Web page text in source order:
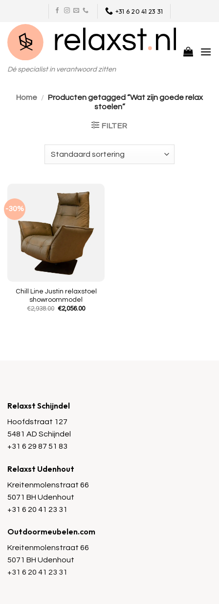
content
+31 6 20 41 23 31
Dé specialist in verantwoord zitten
Home /
Producten getagged “Wat zijn goede relax
stoelen”
FILTER
-30%
Chill Line Justin relaxstoel
showroommodel
€2,938.00 Oorspronkelijke
€2,056.00Huidige
Relaxst Schijndel
Hoofdstraat 127
5481 AD Schijndel
+31 6 29 87 51 83
Relaxst Udenhout
Kreitenmolenstraat 66
5071 BH Udenhout
+31 6 20 41 23 31
Outdoormeubelen.com
Kreitenmolenstraat 66
5071 BH Udenhout
+31 6 20 41 23 31